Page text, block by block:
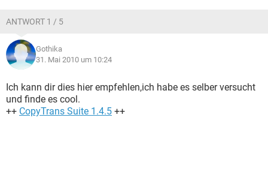
ANTWORT 1 / 5
Gothika
31. Mai 2010 um 10:24
Ich kann dir dies hier empfehlen,ich habe es selber versucht
und finde es cool.
++ CopyTrans Suite 1.4.5 ++